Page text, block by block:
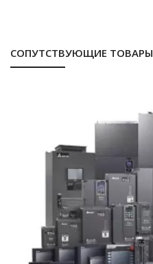
СОПУТСТВУЮЩИЕ ТОВАРЫ